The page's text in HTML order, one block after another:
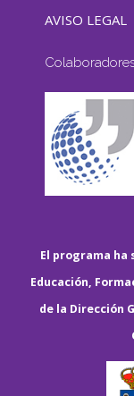
AVISO LEGAL
El programa ha
Educación,
de la Dirección